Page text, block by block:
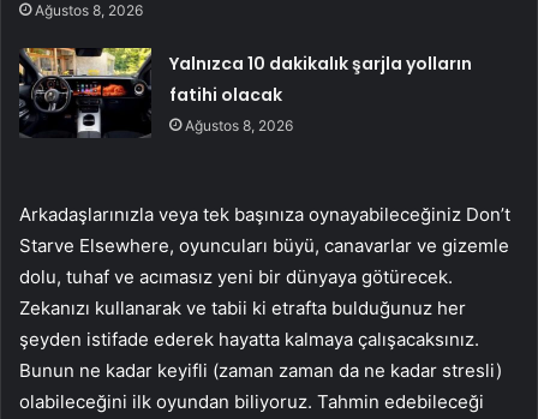
Ağustos 8, 2026
Yalnızca 10 dakikalık şarjla yolların
fatihi olacak
Ağustos 8, 2026
Arkadaşlarınızla veya tek başınıza oynayabileceğiniz Don’t
Starve Elsewhere, oyuncuları büyü, canavarlar ve gizemle
dolu, tuhaf ve acımasız yeni bir dünyaya götürecek.
Zekanızı kullanarak ve tabii ki etrafta bulduğunuz her
şeyden istifade ederek hayatta kalmaya çalışacaksınız.
Bunun ne kadar keyifli (zaman zaman da ne kadar stresli)
olabileceğini ilk oyundan biliyoruz. Tahmin edebileceği